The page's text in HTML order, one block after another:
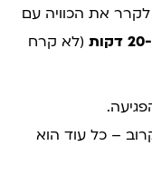
לקרר את הכוויה עם
(לא קרח
– כל עוד הוא